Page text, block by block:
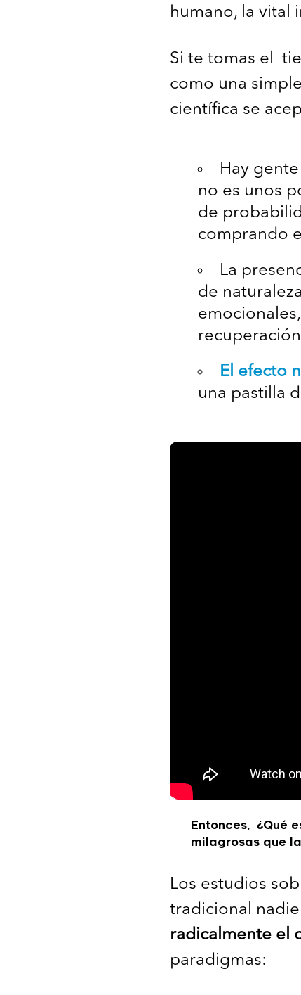
humano, la vital
Si te tomas el
como una
científica se
Hay
no es unos
de
comprando
La
de
recuperación
El efecto
una pastilla
Entonces, ¿Qué
milagrosas que
Los estudios
tradicional
radicalmente el
paradigmas: